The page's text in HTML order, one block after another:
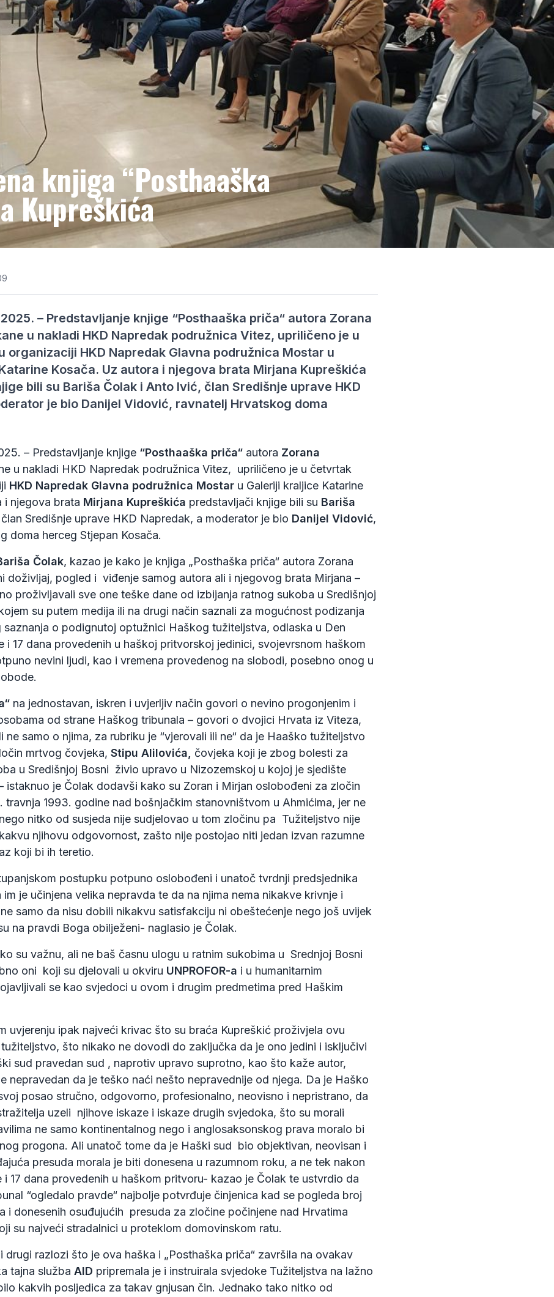
knjiga “Posthaaška
Kupreškića
2025. – Predstavljanje knjige “Posthaaška priča“ autora Zorana
u nakladi HKD Napredak podružnica Vitez, upriličeno je u
organizaciji HKD Napredak Glavna podružnica Mostar u
Kosača. Uz autora i njegova brata Mirjana Kupreškića
bili su Bariša Čolak i Anto Ivić, član Središnje uprave HKD
je bio Danijel Vidović, ravnatelj Hrvatskog doma
– Predstavljanje knjige “Posthaaška priča“ autora Zorana
u nakladi HKD Napredak podružnica Vitez, upriličeno je u četvrtak
HKD Napredak Glavna podružnica Mostar u Galeriji kraljice Katarine
i njegova brata Mirjana Kupreškića predstavljači knjige bili su Bariša
Središnje uprave HKD Napredak, a moderator je bio Danijel Vidović,
doma herceg Stjepan Kosača.
Čolak, kazao je kako je knjiga „Posthaška priča“ autora Zorana
doživljaj, pogled i viđenje samog autora ali i njegovog brata Mirjana –
proživljavali sve one teške dane od izbijanja ratnog sukoba u Središnjoj
su putem medija ili na drugi način saznali za mogućnost podizanja
saznanja o podignutoj optužnici Haškog tužiteljstva, odlaska u Den
i 17 dana provedenih u haškoj pritvorskoj jedinici, svojevrsnom haškom
nevini ljudi, kao i vremena provedenog na slobodi, posebno onog u
na jednostavan, iskren i uvjerljiv način govori o nevino progonjenim i
od strane Haškog tribunala – govori o dvojici Hrvata iz Viteza,
ne samo o njima, za rubriku je “vjerovali ili ne“ da je Haaško tužiteljstvo
mrtvog čovjeka, Stipu Alilovića,
čovjeka koji je zbog bolesti za
u Središnjoj Bosni živio upravo u Nizozemskoj u kojoj je sjedište
istaknuo je Čolak dodavši kako su Zoran i Mirjan oslobođeni za zločin
travnja 1993. godine nad bošnjačkim stanovništvom u Ahmićima, jer ne
nitko od susjeda nije sudjelovao u tom zločinu pa Tužiteljstvo nije
njihovu odgovornost, zašto nije postojao niti jedan izvan razumne
koji bi ih teretio.
postupku potpuno oslobođeni i unatoč tvrdnji predsjednika
je učinjena velika nepravda te da na njima nema nikakve krivnje i
samo da nisu dobili nikakvu satisfakciju ni obeštećenje nego još uvijek
na pravdi Boga obilježeni- naglasio je Čolak.
su važnu, ali ne baš časnu ulogu u ratnim sukobima u Srednjoj Bosni
oni koji su djelovali u okviru UNPROFOR-a i u humanitarnim
se kao svjedoci u ovom i drugim predmetima pred Haškim
uvjerenju ipak najveći krivac što su braća Kupreškić proživjela ovu
što nikako ne dovodi do zaključka da je ono jedini i isključivi
sud pravedan sud , naprotiv upravo suprotno, kao što kaže autor,
nepravedan da je teško naći nešto nepravednije od njega. Da je Haško
posao stručno, odgovorno, profesionalno, neovisno i nepristrano, da
uzeli njihove iskaze i iskaze drugih svjedoka, što su morali
ne samo kontinentalnog nego i anglosaksonskog prava moralo bi
progona. Ali unatoč tome da je Haški sud bio objektivan, neovisan i
presuda morala je biti donesena u razumnom roku, a ne tek nakon
17 dana provedenih u haškom pritvoru- kazao je Čolak te ustvrdio da
“ogledalo pravde“ najbolje potvrđuje činjenica kad se pogleda broj
i donesenih osuđujućih presuda za zločine počinjene nad Hrvatima
su najveći stradalnici u proteklom domovinskom ratu.
drugi razlozi što je ova haška i „Posthaška priča“ završila na ovakav
tajna služba AID pripremala je i instruirala svjedoke Tužiteljstva na lažno
kakvih posljedica za takav gnjusan čin. Jednako tako nitko od